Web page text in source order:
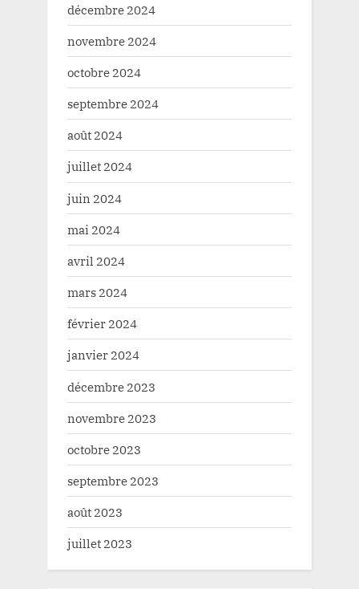
décembre 2024
novembre 2024
octobre 2024
septembre 2024
août 2024
juillet 2024
juin 2024
mai 2024
avril 2024
mars 2024
février 2024
janvier 2024
décembre 2023
novembre 2023
octobre 2023
septembre 2023
août 2023
juillet 2023